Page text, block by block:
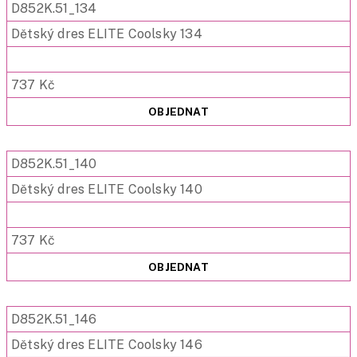
D852K.51_134
Dětský dres ELITE Coolsky 134
737 Kč
OBJEDNAT
D852K.51_140
Dětský dres ELITE Coolsky 140
737 Kč
OBJEDNAT
D852K.51_146
Dětský dres ELITE Coolsky 146